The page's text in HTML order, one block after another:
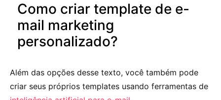
Como criar template de e-
mail marketing
personalizado?
Além das opções desse texto, você também pode
criar seus próprios templates usando ferramentas de